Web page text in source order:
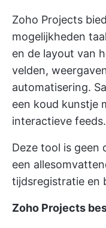
Zoho Projects
mogelijkheden
en de layout van
velden,
automatisering.
een koud kunstje
interactieve feeds.
Deze tool is geen
een
tijdsregistratie en
Zoho Projects